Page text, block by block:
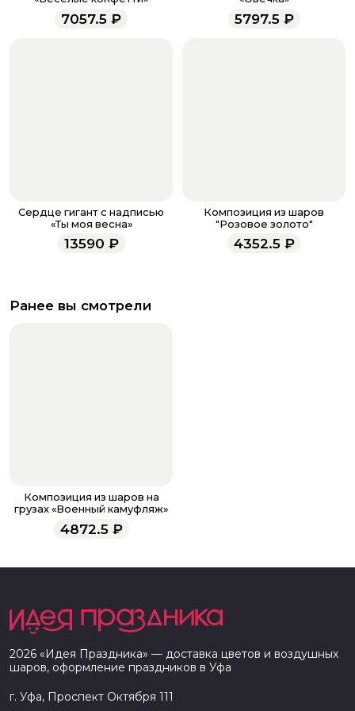
менеджеры работают ежедневно с 9.00 до 23.00 и
всегда рады проконсультировать вас.
7057.5 ₽ 5797.5₽
Сердце гигант с надписью
«Ты моя весна»
13590 ₽
Композиция из шаров
"Розовое золото"
4352.5₽
Ранее вы смотрели
Композиция из шаров на
грузах «Военный камуфляж»
4872.5₽
2026 «Идея Праздника» — доставка цветов и воздушных
шаров, оформление праздников в Уфа
г. Уфа, Проспект Октября 111